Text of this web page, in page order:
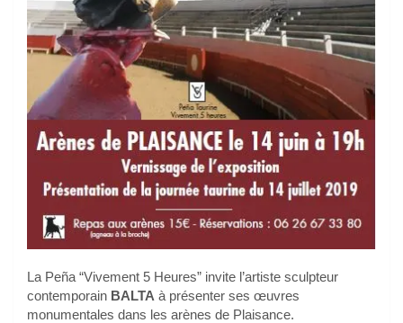
La Peña “Vivement 5 Heures” invite l’artiste sculpteur
contemporain BALTA à présenter ses œuvres
monumentales dans les arènes de Plaisance.